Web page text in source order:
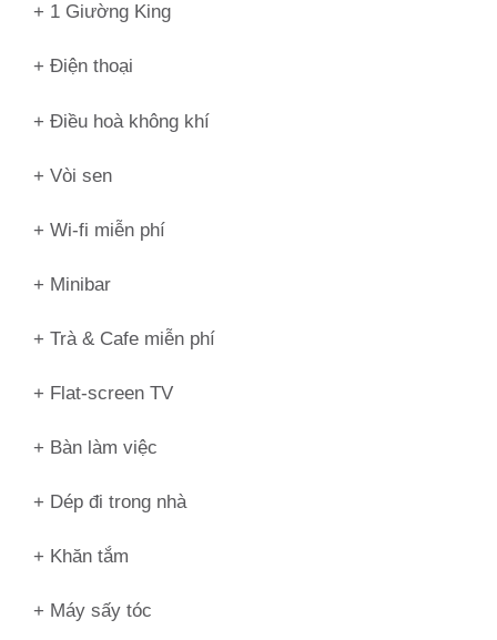
+ 1 Giường King
+ Điện thoại
+ Điều hoà không khí
+ Vòi sen
+ Wi-fi miễn phí
+ Minibar
+ Trà & Cafe miễn phí
+ Flat-screen TV
+ Bàn làm việc
+ Dép đi trong nhà
+ Khăn tắm
+ Máy sấy tóc